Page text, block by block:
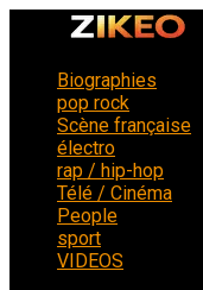
Biographies
pop rock
Scène française
électro
rap / hip-hop
Télé / Cinéma
People
sport
VIDEOS